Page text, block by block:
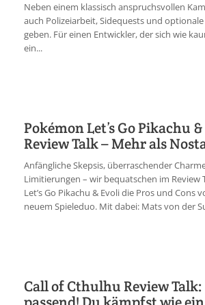
Neben einem klassisch anspruchsvollen
auch Polizeiarbeit, Sidequests und
geben. Für einen Entwickler, der sich wie
ein...
Pokémon Let’s Go Pikachu
Review Talk – Mehr als
Anfängliche Skepsis, überraschender
Limitierungen – wir bequatschen im Review
Let’s Go Pikachu & Evoli die Pros und Cons
neuem Spieleduo. Mit dabei: Mats von der
Call of Cthulhu Review Talk: